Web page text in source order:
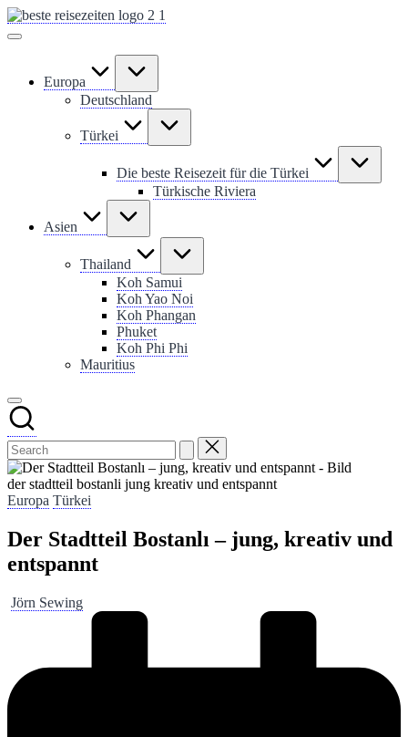
Skip
to
Europa
Deutschland
Türkei
Die beste Reisezeit für die Türkei
Türkische Riviera
Asien
Thailand
Koh Samui
Koh Yao Noi
Koh Phangan
Phuket
Koh Phi Phi
Mauritius
der stadtteil bostanli jung kreativ und entspannt
Posted
Europa Türkei
Der Stadtteil Bostanlı – jung, kreativ und
entspannt
Posted
Jörn Sewing